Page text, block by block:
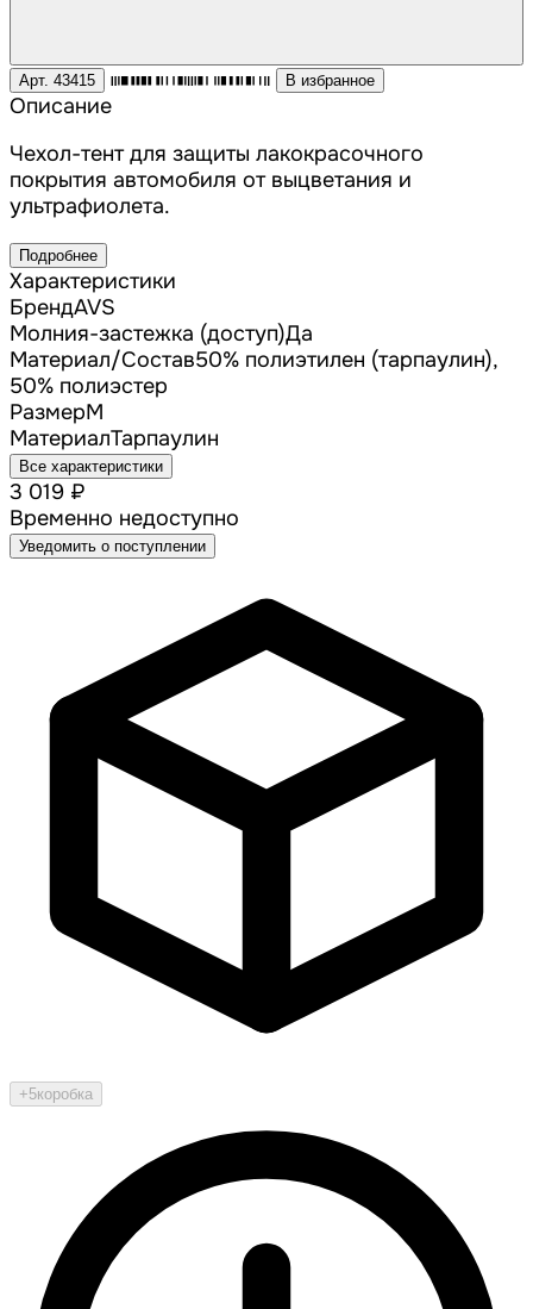
Арт. 43415 В избранное
Описание
Чехол-тент для защиты лакокрасочного
покрытия автомобиля от выцветания и
ультрафиолета.
Подробнее
Характеристики
БрендAVS
Молния-застежка (доступ)Да
Материал/Состав50% полиэтилен (тарпаулин),
50% полиэстер
РазмерM
МатериалТарпаулин
Все характеристики
3 019 ₽
Временно недоступно
Уведомить о поступлении
+5коробка